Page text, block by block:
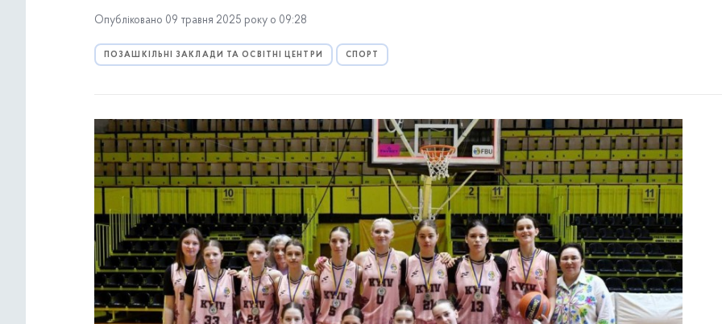
Опубліковано 09 травня 2025 року о 09:28
ПОЗАШКІЛЬНІ ЗАКЛАДИ ТА ОСВІТНІ ЦЕНТРИ СПОРТ